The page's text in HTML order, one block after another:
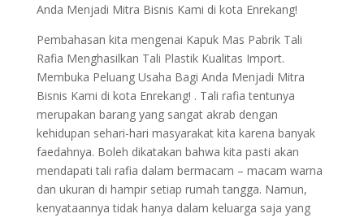
Pembahasan kita mengenai Kapuk Mas Pabrik Tali
Rafia Menghasilkan Tali Plastik Kualitas Import.
Membuka Peluang Usaha Bagi Anda Menjadi Mitra
Bisnis Kami di kota Enrekang! . Tali rafia tentunya
merupakan barang yang sangat akrab dengan
kehidupan sehari-hari masyarakat kita karena banyak
faedahnya. Boleh dikatakan bahwa kita pasti akan
mendapati tali rafia dalam bermacam – macam warna
dan ukuran di hampir setiap rumah tangga. Namun,
kenyataannya tidak hanya dalam keluarga saja yang